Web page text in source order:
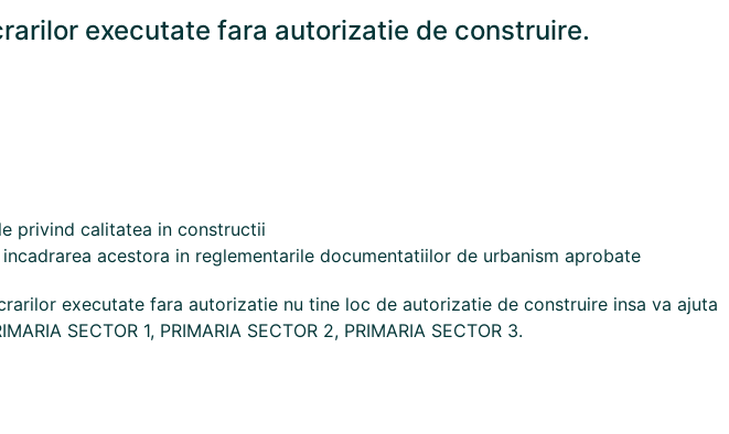
executate fara autorizatie de construire.
privind calitatea in constructii
acestora in reglementarile documentatiilor de urbanism aprobate
executate fara autorizatie nu tine loc de autorizatie de construire insa va ajuta
SECTOR 1, PRIMARIA SECTOR 2, PRIMARIA SECTOR 3.